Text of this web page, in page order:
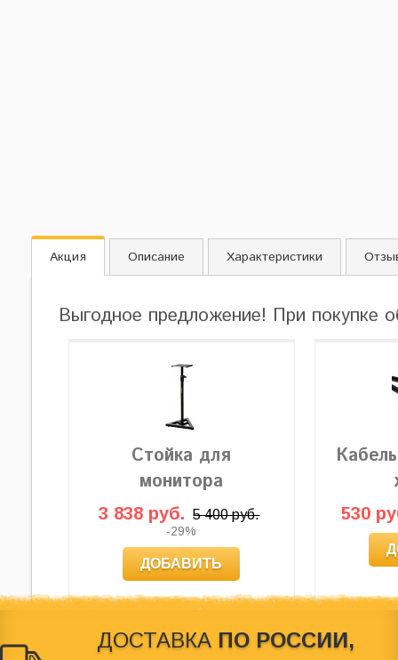
ДОСТАВКА ПО РОССИИ,
Акция Описание Характеристики
Выгодное предложение! При покупке
Стойка для
монитора
3 838 руб. 5 400 руб.
-29%
ДОБАВИТЬ
530